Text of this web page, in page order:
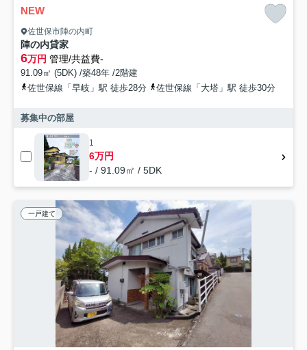
NEW
佐世保市陣の内町
陣の内貸家
6万円 管理/共益費-
91.09㎡ (5DK) /築48年 /2階建
佐世保線「早岐」駅 徒歩28分
佐世保線「大塔」駅 徒歩30分
募集中の部屋
1
6万円
- / 91.09㎡ / 5DK
一戸建て